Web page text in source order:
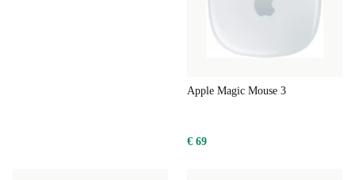
Apple Magic Mouse 3
€ 69